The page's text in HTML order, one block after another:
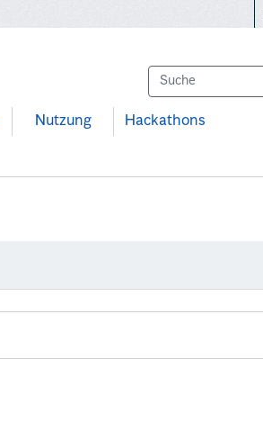
Nutzung Hackathons